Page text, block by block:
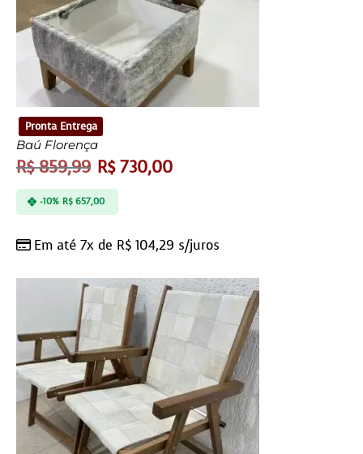
Pronta Entrega
Baú Florença
R$859,99 R$730,00
Em até 7x de R$ 104,29 s/juros
-10% R$657,00